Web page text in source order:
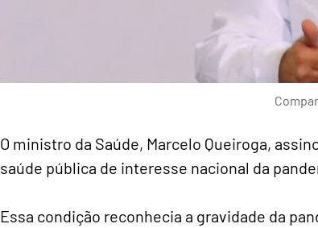
O ministro da Saúde, Marcelo Queiroga,
saúde pública de interesse nacional da
Essa condição reconhecia a gravidade da